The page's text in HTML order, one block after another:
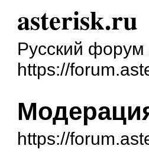
asterisk.ru
Русский
https://
https://